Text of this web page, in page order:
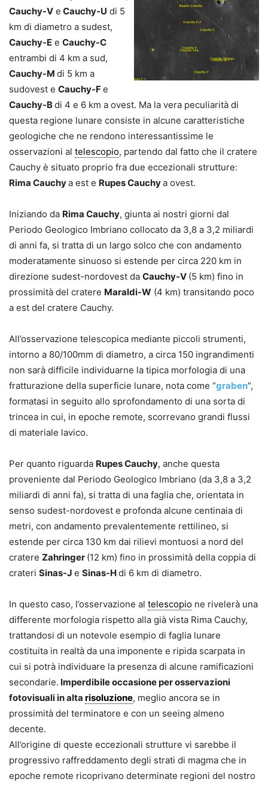
Cauchy-V e Cauchy-U di 5
km di diametro a sudest,
Cauchy-E e Cauchy-C
entrambi di 4 km a sud,
Cauchy-M di 5 km a
sudovest e Cauchy-Fe
Cauchy-Bdi 4 e 6 km a ovest. Ma la vera peculiarità di
questa regione lunare consiste in alcune caratteristiche
geologiche che ne rendono interessantissime le
osservazioni al telescopio, partendo dal fatto che il cratere
Cauchy è situato proprio fra due eccezionali strutture:
Rima Cauchya est e Rupes Cauchya ovest.
Iniziando da Rima Cauchy, giunta ai nostri giorni dal
Periodo Geologico Imbriano collocato da 3,8 a 3,2 miliardi
di anni fa, si tratta di un largo solco che con andamento
moderatamente sinuoso si estende per circa 220 km in
direzione sudest-nordovest da Cauchy-V (5 km) fino in
prossimità del cratere Maraldi-W (4 km) transitando poco
a est del cratere Cauchy.
All’osservazione telescopica mediante piccoli strumenti,
intorno a 80/100mm di diametro, a circa 150 ingrandimenti
non sarà difficile individuarne la tipica morfologia di una
fratturazione della superficie lunare, nota come “graben“,
formatasi in seguito allo sprofondamento di una sorta di
trincea in cui, in epoche remote, scorrevano grandi flussi
di materiale lavico.
Per quanto riguarda Rupes Cauchy, anche questa
proveniente dal Periodo Geologico Imbriano (da 3,8 a 3,2
miliardi di anni fa), si tratta di una faglia che, orientata in
senso sudest-nordovest e profonda alcune centinaia di
metri, con andamento prevalentemente rettilineo, si
estende per circa 130 km dai rilievi montuosi a nord del
cratere Zahringer (12 km) fino in prossimità della coppia di
crateri Sinas-J e Sinas-Hdi 6 km di diametro.
In questo caso, l’osservazione al telescopio ne rivelerà una
differente morfologia rispetto alla già vista Rima Cauchy,
trattandosi di un notevole esempio di faglia lunare
costituita in realtà da una imponente e ripida scarpata in
cui si potrà individuare la presenza di alcune ramificazioni
secondarie. Imperdibile occasione per osservazioni
fotovisuali in alta risoluzione, meglio ancora se in
prossimità del terminatore e con un seeing almeno
decente.
All’origine di queste eccezionali strutture vi sarebbe il
progressivo raffreddamento degli strati di magma che in
epoche remote ricoprivano determinate regioni del nostro